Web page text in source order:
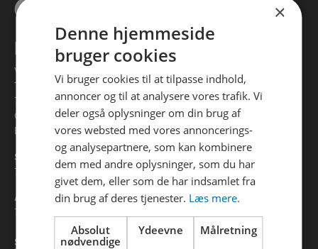
KONTAKT
Vejle Spildevand
Toldbodvej 20
7100 Vejle
CVR 32882064
EAN 5798006363025
Spørgsmål til din regning?
76 41 37 01
Andre spørgsmål?
76 41 37 00
Skriv til os
×
Denne hjemmeside
bruger cookies
Vi bruger cookies til at tilpasse indhold,
annoncer og til at analysere vores trafik. Vi
deler også oplysninger om din brug af
vores websted med vores annoncerings-
og analysepartnere, som kan kombinere
dem med andre oplysninger, som du har
givet dem, eller som de har indsamlet fra
din brug af deres tjenester. Læs mere.
Absolut
nødvendige
Ydeevne Målretning